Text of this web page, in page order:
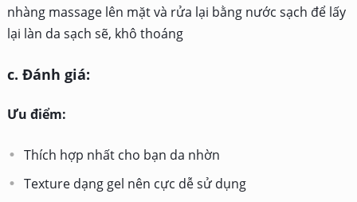
nhàng massage lên mặt và rửa lại bằng nước sạch để lấy
lại làn da sạch sẽ, khô thoáng
c. Đánh giá:
Ưu điểm:
Thích hợp nhất cho bạn da nhờn
Texture dạng gel nên cực dễ sử dụng